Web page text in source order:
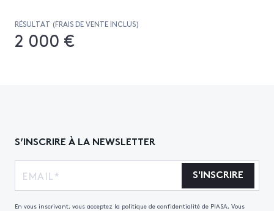
RÉSULTAT (FRAIS DE VENTE INCLUS)
2 000 €
S’INSCRIRE À LA NEWSLETTER
S'INSCRIRE
En vous inscrivant, vous acceptez la politique de confidentialité de PIASA, Vous